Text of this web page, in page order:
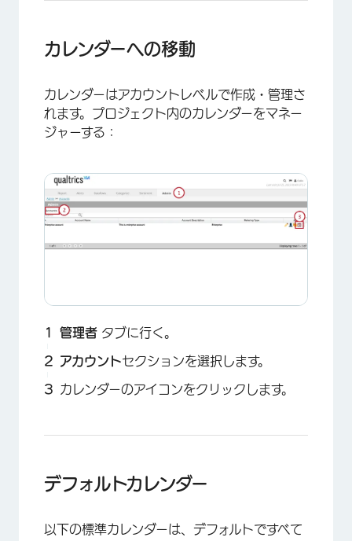
カレンダーへの移動
カレンダーはアカウントレベルで作成・管理さ
れます。プロジェクト内のカレンダーをマネー
ジャーする：
管理者 タブに行く。
アカウントセクションを選択します。
カレンダーのアイコンをクリックします。
デフォルトカレンダー
以下の標準カレンダーは、デフォルトですべて